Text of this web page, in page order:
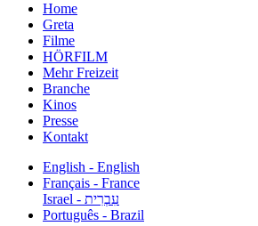
Home
Greta
Filme
HÖRFILM
Mehr Freizeit
Branche
Kinos
Presse
Kontakt
English - English
Français - France
עִבְרִית - Israel
Português - Brazil